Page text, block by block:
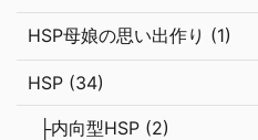
HSP母娘の思い出作り (1)
HSP (34)
├内向型HSP (2)